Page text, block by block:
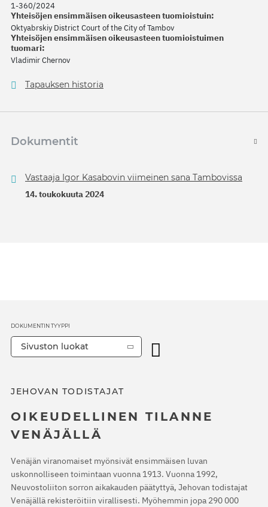
1-360/2024
Yhteisöjen ensimmäisen oikeusasteen tuomioistuin:
Oktyabrskiy District Court of the City of Tambov
Yhteisöjen ensimmäisen oikeusasteen tuomioistuimen
tuomari:
Vladimir Chernov
Tapauksen historia
Dokumentit
Vastaaja Igor Kasabovin viimeinen sana Tambovissa
14. toukokuuta 2024
JEHOVAN TODISTAJAT
OIKEUDELLINEN TILANNE
VENÄJÄLLÄ
Venäjän viranomaiset myönsivät ensimmäisen luvan
uskonnolliseen toimintaan vuonna 1913. Vuonna 1992,
Neuvostoliiton sorron aikakauden päätyttyä, Jehovan todistajat
Venäjällä rekisteröitiin virallisesti. Myöhemmin jopa 290 000
DOKUMENTIN TYYPPI
Sivuston luokat